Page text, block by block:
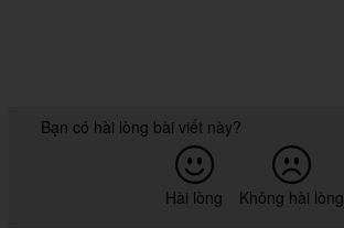
Bạn có hài lòng bài viết này?
Hài lòng Không hài lòng